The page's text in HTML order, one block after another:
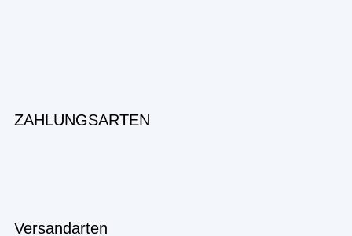
ZAHLUNGSARTEN
Versandarten